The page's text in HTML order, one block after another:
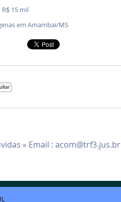
15 mil
em Amambai/MS
» Email : acom@trf3.jus.br